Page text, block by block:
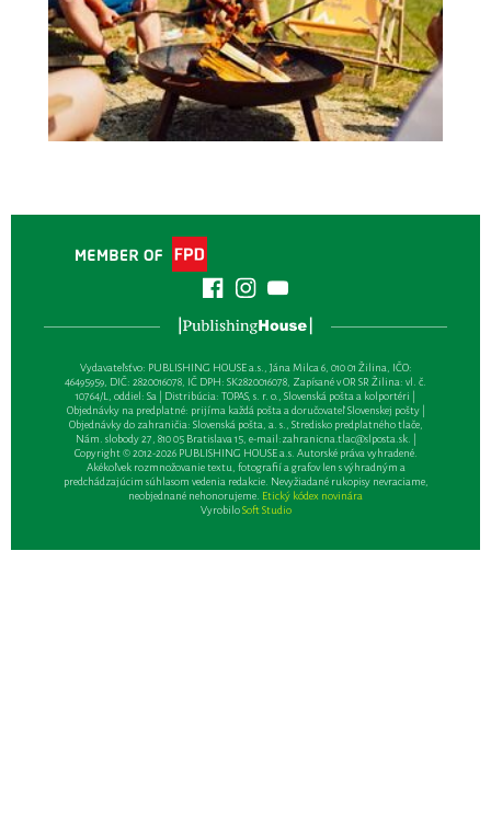
Vydavateľsťvo: PUBLISHING HOUSE a.s., Jána Milca 6, 010 01 Žilina, IČO:
46495959, DIČ: 2820016078, IČ DPH: SK2820016078, Zapísané v OR SR Žilina: vl. č.
10764/L, oddiel: Sa | Distribúcia: TOPAS, s. r. o., Slovenská pošta a kolportéri |
Objednávky na predplatné: prijíma každá pošta a doručovateľ Slovenskej pošty |
Objednávky do zahraničia: Slovenská pošta, a. s., Stredisko predplatného tlače,
Nám. slobody 27, 810 05 Bratislava 15, e-mail:zahranicna.tlac@slposta.sk. |
Copyright © 2012-2026 PUBLISHING HOUSE a.s. Autorské práva vyhradené.
Akékoľvek rozmnožovanie textu, fotografií a grafov len s výhradným a
predchádzajúcim súhlasom vedenia redakcie. Nevyžiadané rukopisy nevraciame,
neobjednané nehonorujeme. Etický kódex novinára
VyrobiloSoft Studio